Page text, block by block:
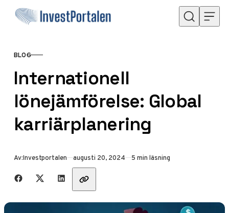
Hoppa till innehåll
KATEGORI
BLOG
Internationell
lönejämförelse: Global
karriärplanering
Av:Investportalen Publicerad
augusti 20, 2024 5 min läsning
Dela med vänner